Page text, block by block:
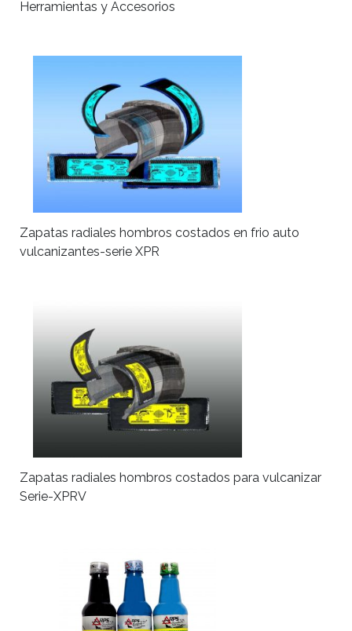
Herramientas y Accesorios
Zapatas radiales hombros costados en frio auto
vulcanizantes-serie XPR
Zapatas radiales hombros costados para vulcanizar
Serie-XPRV